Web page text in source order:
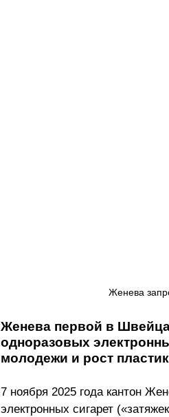
Женева
Женева первой в
одноразовых
молодежи и рост
7 ноября 2025 года кантон
электронных сигарет